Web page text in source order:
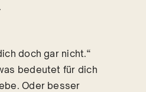
doch gar nicht.“
bedeutet für dich
Oder besser